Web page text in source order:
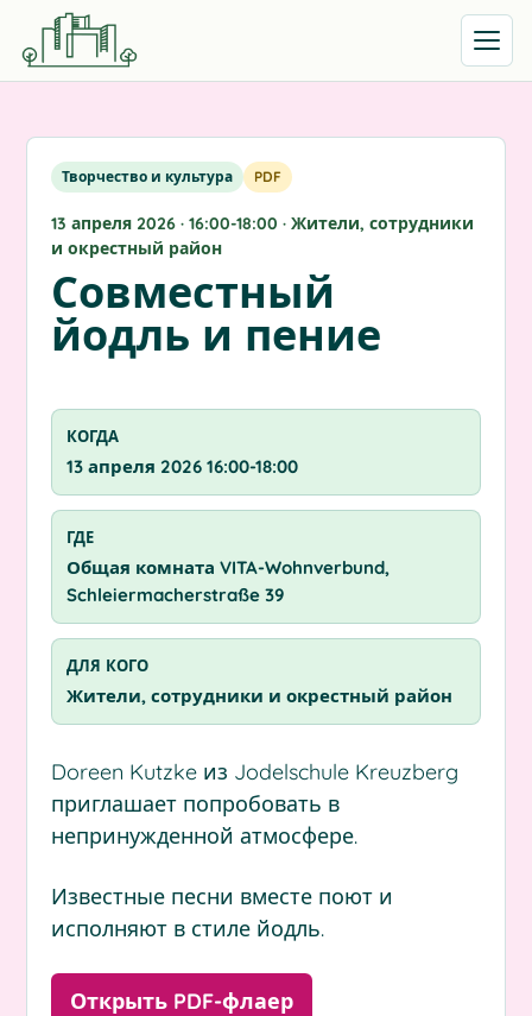
Творчество и культура PDF
13 апреля 2026 · 16:00-18:00 · Жители, сотрудники
и окрестный район
Совместный
йодль и пение
КОГДА
13 апреля 2026 16:00-18:00
ГДЕ
Общая комната VITA-Wohnverbund,
Schleiermacherstraße 39
ДЛЯ КОГО
Жители, сотрудники и окрестный район
Doreen Kutzke из Jodelschule Kreuzberg
приглашает попробовать в
непринужденной атмосфере.
Известные песни вместе поют и
исполняют в стиле йодль.
Открыть PDF-флаер